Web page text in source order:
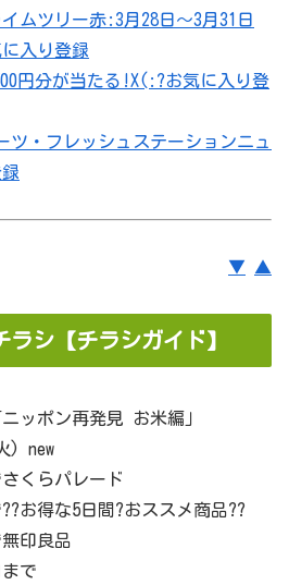
ムツリー赤:3月28日～3月31日
に入り登録
円分が当たる!X(:?お気に入り登
・フレッシュステーションニュ
▼ ▲
シ【チラシガイド】
ッポン再発見 お米編」
) new
くらパレード
お得な5日間?おススメ商品??
印良品
で